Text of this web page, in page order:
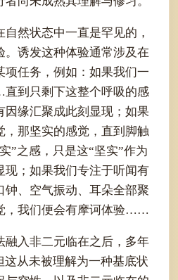
然状态中一直是罕见的，
。诱发这种体验通常涉及在
项任务，例如：如果我们一
到只剩下这整个呼吸的感
因缘汇聚成此刻显现；如果
，那坚实的感觉，直到脚触
”之感，只是这“坚实”作为
现；如果我们专注于听闻有
钟、空气振动、耳朵全部聚
，我们便会有摩诃体验……
融入非二元临在之后，多年
这从未被理解为一种基底状